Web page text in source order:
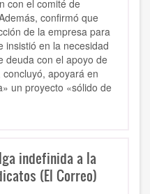
con el comité de
confirmó que
de la empresa para
insistió en la necesidad
deuda con el apoyo de
apoyará en
un proyecto «sólido de
indefinida a la
(El Correo)